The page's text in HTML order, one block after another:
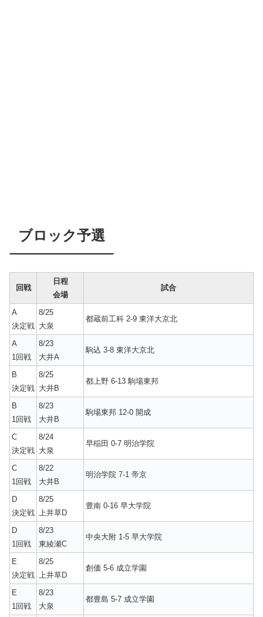
ブロック予選
回戦
日程
会場
試合
A
決定戦
8/25
大泉
都蔵前工科 2-9 東洋大京北
A
1回戦
8/23
大井A
駒込 3-8 東洋大京北
B
決定戦
8/25
大井B
都上野 6-13 駒場東邦
B
1回戦
8/23
大井B
駒場東邦 12-0 開成
C
決定戦
8/24
大泉
早稲田 0-7 明治学院
C
1回戦
8/22
大井B
明治学院 7-1 帝京
D
決定戦
8/25
上井草D
豊南 0-16 早大学院
D
1回戦
8/23
東綾瀬C
中央大附 1-5 早大学院
E
決定戦
8/25
上井草D
創価 5-6 成立学園
E
1回戦
8/23
大泉
都豊島 5-7 成立学園